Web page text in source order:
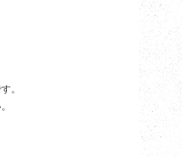
。